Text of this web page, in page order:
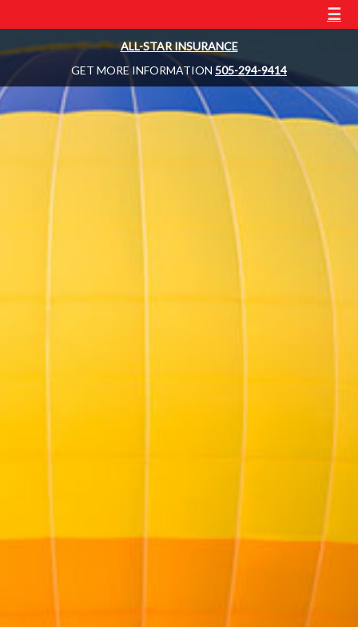
☰
ALL-STAR INSURANCE
GET MORE INFORMATION 505-294-9414